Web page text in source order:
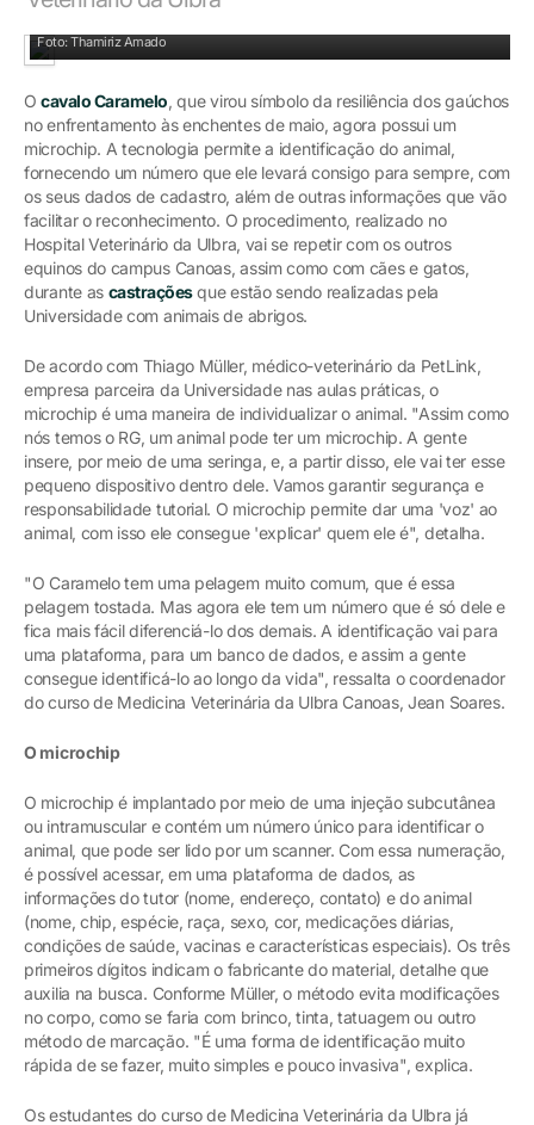
Foto: Thamiriz Amado
Ocavalo Caramelo, que virou símbolo da resiliência dos gaúchos
no enfrentamento às enchentes de maio, agora possui um
microchip. A tecnologia permite a identificação do animal,
fornecendo um número que ele levará consigo para sempre, com
os seus dados de cadastro, além de outras informações que vão
facilitar o reconhecimento. O procedimento, realizado no
Hospital Veterinário da Ulbra, vai se repetir com os outros
equinos do campus Canoas, assim como com cães e gatos,
durante as castraçõesque estão sendo realizadas pela
Universidade com animais de abrigos.
De acordo com Thiago Müller, médico-veterinário da PetLink,
empresa parceira da Universidade nas aulas práticas, o
microchip é uma maneira de individualizar o animal. "Assim como
nós temos o RG, um animal pode ter um microchip. A gente
insere, por meio de uma seringa, e, a partir disso, ele vai ter esse
pequeno dispositivo dentro dele. Vamos garantir segurança e
responsabilidade tutorial. O microchip permite dar uma 'voz' ao
animal, com isso ele consegue 'explicar' quem ele é", detalha.
"O Caramelo tem uma pelagem muito comum, que é essa
pelagem tostada. Mas agora ele tem um número que é só dele e
fica mais fácil diferenciá-lo dos demais. A identificação vai para
uma plataforma, para um banco de dados, e assim a gente
consegue identificá-lo ao longo da vida", ressalta o coordenador
do curso de Medicina Veterinária da Ulbra Canoas, Jean Soares.
O microchip
O microchip é implantado por meio de uma injeção subcutânea
ou intramuscular e contém um número único para identificar o
animal, que pode ser lido por um scanner. Com essa numeração,
é possível acessar, em uma plataforma de dados, as
informações do tutor (nome, endereço, contato) e do animal
(nome, chip, espécie, raça, sexo, cor, medicações diárias,
condições de saúde, vacinas e características especiais). Os três
primeiros dígitos indicam o fabricante do material, detalhe que
auxilia na busca. Conforme Müller, o método evita modificações
no corpo, como se faria com brinco, tinta, tatuagem ou outro
método de marcação. "É uma forma de identificação muito
rápida de se fazer, muito simples e pouco invasiva", explica.
Os estudantes do curso de Medicina Veterinária da Ulbra já